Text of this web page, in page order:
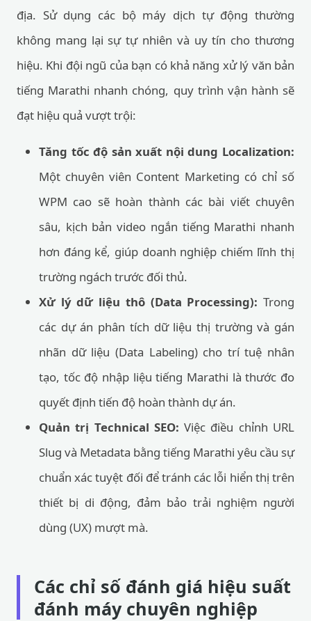
địa. Sử dụng các bộ máy dịch tự động thường
không mang lại sự tự nhiên và uy tín cho thương
hiệu. Khi đội ngũ của bạn có khả năng xử lý văn bản
tiếng Marathi nhanh chóng, quy trình vận hành sẽ
đạt hiệu quả vượt trội:
Tăng tốc độ sản xuất nội dung Localization:
Một chuyên viên Content Marketing có chỉ số
WPM cao sẽ hoàn thành các bài viết chuyên
sâu, kịch bản video ngắn tiếng Marathi nhanh
hơn đáng kể, giúp doanh nghiệp chiếm lĩnh thị
trường ngách trước đối thủ.
Xử lý dữ liệu thô (Data Processing): Trong
các dự án phân tích dữ liệu thị trường và gán
nhãn dữ liệu (Data Labeling) cho trí tuệ nhân
tạo, tốc độ nhập liệu tiếng Marathi là thước đo
quyết định tiến độ hoàn thành dự án.
Quản trị Technical SEO: Việc điều chỉnh URL
Slug và Metadata bằng tiếng Marathi yêu cầu sự
chuẩn xác tuyệt đối để tránh các lỗi hiển thị trên
thiết bị di động, đảm bảo trải nghiệm người
dùng (UX) mượt mà.
Các chỉ số đánh giá hiệu suất
đánh máy chuyên nghiệp